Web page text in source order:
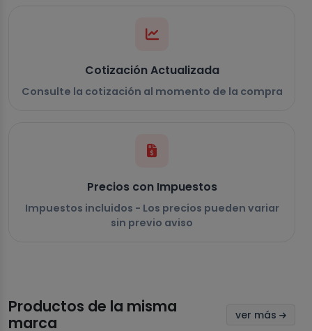
Cotización Actualizada
Consulte la cotización al momento de la compra
Precios con Impuestos
Impuestos incluidos - Los precios pueden variar
sin previo aviso
Productos de la misma
marca
ver más